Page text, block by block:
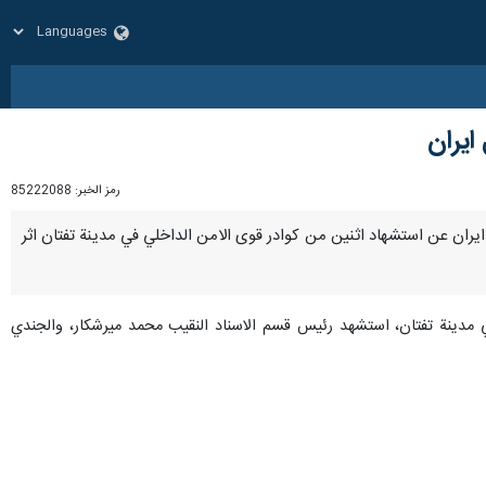
رمز الخبر: 85222088
ايران عن استشهاد اثنين من كوادر قوى الامن الداخلي في مدينة تفتان اثر
تفتان، استشهد رئيس قسم الاسناد النقيب محمد ميرشكار، والجندي